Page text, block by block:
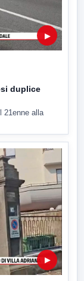
▶
duplice
21enne alla
▶